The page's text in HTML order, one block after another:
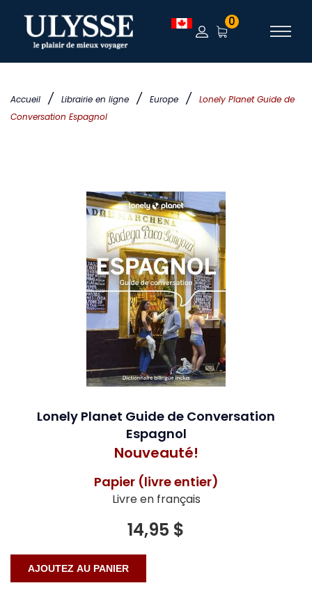
Accueil / Librairie en ligne / Europe /
Lonely Planet Guide de
Conversation Espagnol
0
Lonely Planet Guide de Conversation
Espagnol
Nouveauté!
Papier (livre entier)
Livre en français
14,95 $